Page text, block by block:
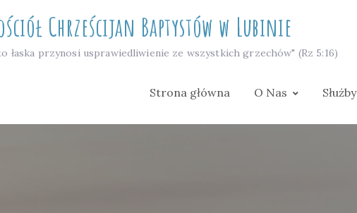
Chrześcijan Baptystów w Lubinie
łaska przynosi usprawiedliwienie ze wszystkich grzechów" (Rz 5:16)
Strona główna O Nas Służby